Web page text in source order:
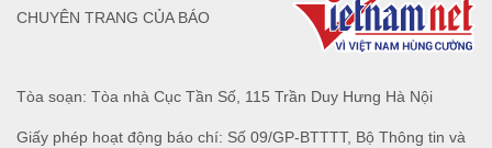
Tòa soạn: Tòa nhà Cục Tần Số, 115 Trần Duy Hưng Hà Nội
Giấy phép hoạt động báo chí: Số 09/GP-BTTTT, Bộ Thông tin và
CHUYÊN TRANG CỦA BÁO